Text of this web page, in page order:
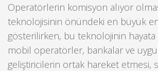
Operatörlerin komisyon alıyor
teknolojisinin önündeki en büyük
gösterilirken, bu teknolojinin hayata
mobil operatörler, bankalar ve
geliştiricilerin ortak hareket etmesi,